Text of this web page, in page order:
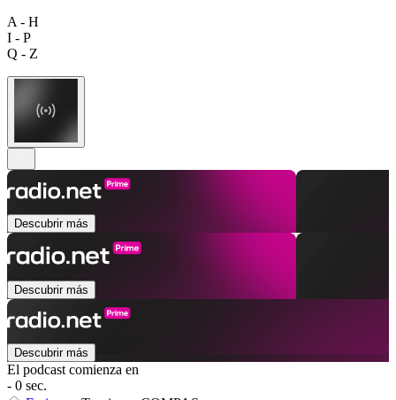
A - H
I - P
Q - Z
Descubrir más
Descubrir más
Descubrir más
El podcast comienza en
- 0 sec.